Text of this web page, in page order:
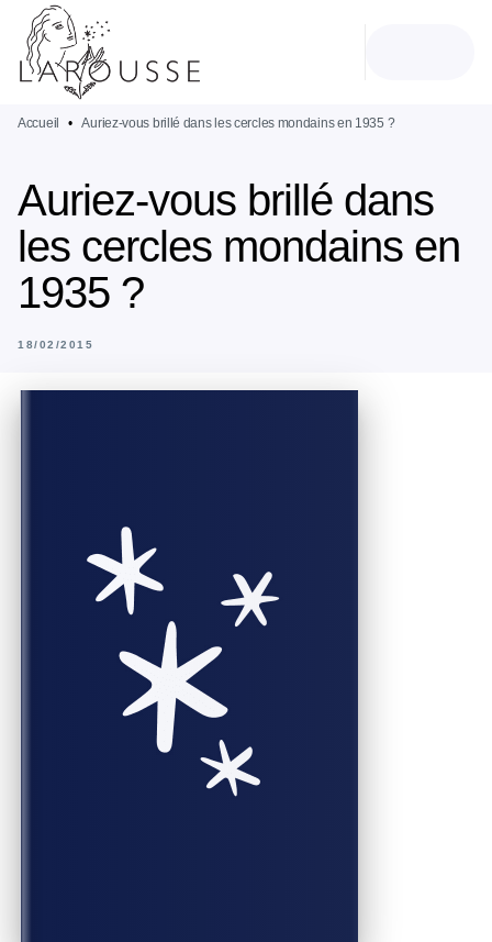
MENU
PIED DE PAGE
Accueil • Auriez-vous brillé dans les cercles mondains en 1935 ?
Auriez-vous brillé dans
les cercles mondains en
1935 ?
18/02/2015